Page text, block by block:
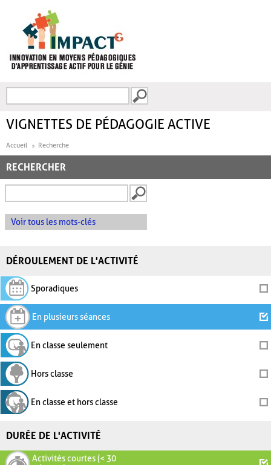
FORMULAIRE DE
VIGNETTES DE PÉDAGOGIE ACTIVE
Accueil Recherche
RECHERCHER
Voir tous les mots-clés
DÉROULEMENT DE L'ACTIVITÉ
Sporadiques
En plusieurs séances
En classe seulement
Hors classe
En classe et hors classe
DURÉE DE L'ACTIVITÉ
Activités courtes (< 30